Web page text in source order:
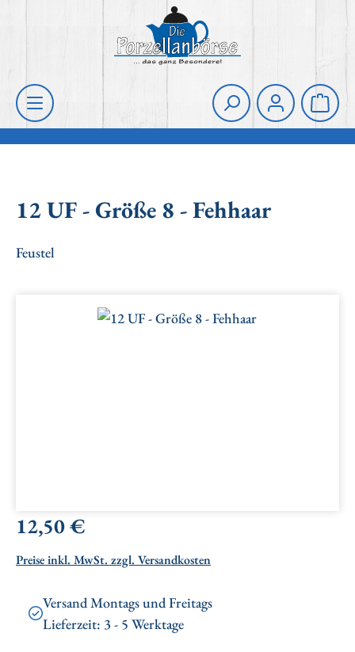
Hauptinhalt springen
12 UF - Größe 8 - Fehhaar
Feustel
Bildergalerie überspringen
Regulärer Preis:
12,50 €
Preise inkl. MwSt. zzgl. Versandkosten
Versand Montags und Freitags
Lieferzeit: 3 - 5 Werktage